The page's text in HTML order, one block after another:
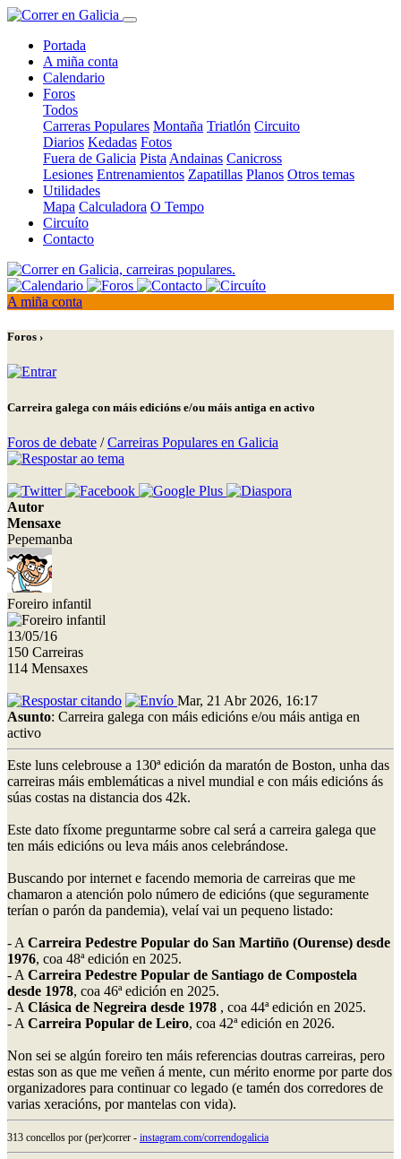
Portada
A miña conta
Calendario
Foros
Todos
Carreras Populares Montaña Triatlón Circuito
Diarios Kedadas Fotos
Fuera de Galicia Pista Andainas Canicross
Lesiones Entrenamientos Zapatillas Planos Otros temas
Utilidades
Mapa Calculadora O Tempo
Circuíto
Contacto
A miña conta
Foros ›
Carreira galega con máis edicións e/ou máis antiga en activo
Foros de debate /Carreiras Populares en Galicia
Autor
Mensaxe
Pepemanba
Foreiro infantil
13/05/16
150 Carreiras
114 Mensaxes
Mar, 21 Abr 2026, 16:17
Asunto: Carreira galega con máis edicións e/ou máis antiga en
activo
Este luns celebrouse a 130ª edición da maratón de Boston, unha das
carreiras máis emblemáticas a nivel mundial e con máis edicións ás
súas costas na distancia dos 42k.
Este dato fíxome preguntarme sobre cal será a carreira galega que
ten máis edicións ou leva máis anos celebrándose.
Buscando por internet e facendo memoria de carreiras que me
chamaron a atención polo número de edicións (que seguramente
terían o parón da pandemia), velaí vai un pequeno listado:
- A Carreira Pedestre Popular do San Martiño (Ourense) desde
1976, coa 48ª edición en 2025.
- A Carreira Pedestre Popular de Santiago de Compostela
desde 1978, coa 46ª edición en 2025.
- A Clásica de Negreira desde 1978 , coa 44ª edición en 2025.
- A Carreira Popular de Leiro, coa 42ª edición en 2026.
Non sei se algún foreiro ten máis referencias doutras carreiras, pero
estas son as que me veñen á mente, cun mérito enorme por parte dos
organizadores para continuar co legado (e tamén dos corredores de
varias xeracións, por mantelas con vida).
313 concellos por (per)correr - instagram.com/correndogalicia